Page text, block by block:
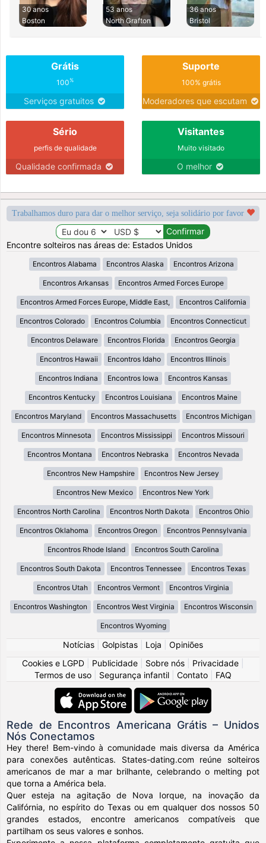
30 anos
Boston
53 anos
North Grafton
36 anos
Bristol
Grátis
100%
Serviços gratuitos
Suporte
100% grátis
Moderadores que escutam
Sério
perfis de qualidade
Qualidade confirmada
Visitantes
Muito visitado
O melhor
Trabalhamos duro para dar o melhor serviço, seja solidário por favor
Encontre solteiros nas áreas de: Estados Unidos
Encontros Alabama Encontros Alaska Encontros Arizona
Encontros Arkansas Encontros Armed Forces Europe
Encontros Armed Forces Europe, Middle East, Encontros California
Encontros Colorado Encontros Columbia Encontros Connecticut
Encontros Delaware Encontros Florida Encontros Georgia
Encontros Hawaii Encontros Idaho Encontros Illinois
Encontros Indiana Encontros Iowa Encontros Kansas
Encontros Kentucky Encontros Louisiana Encontros Maine
Encontros Maryland Encontros Massachusetts Encontros Michigan
Encontros Minnesota Encontros Mississippi Encontros Missouri
Encontros Montana Encontros Nebraska Encontros Nevada
Encontros New Hampshire Encontros New Jersey
Encontros New Mexico Encontros New York
Encontros North Carolina Encontros North Dakota Encontros Ohio
Encontros Oklahoma Encontros Oregon Encontros Pennsylvania
Encontros Rhode Island Encontros South Carolina
Encontros South Dakota Encontros Tennessee Encontros Texas
Encontros Utah Encontros Vermont Encontros Virginia
Encontros Washington Encontros West Virginia Encontros Wisconsin
Encontros Wyoming
Notícias Golpistas Loja
Opiniões
Cookies e LGPD
Publicidade Sobre nós Privacidade
Termos de uso
Segurança infantil Contato FAQ
Rede de Encontros Americana Grátis – Unidos
Nós Conectamos
Hey there! Bem-vindo à comunidade mais diversa da América
para conexões autênticas. States-dating.com reúne solteiros
americanos de mar a mar brilhante, celebrando o melting pot
que torna a América bela.
Quer esteja na agitação de Nova Iorque, na inovação da
Califórnia, no espírito do Texas ou em qualquer dos nossos 50
grandes estados, encontre americanos compatíveis que
partilham os seus valores e sonhos.